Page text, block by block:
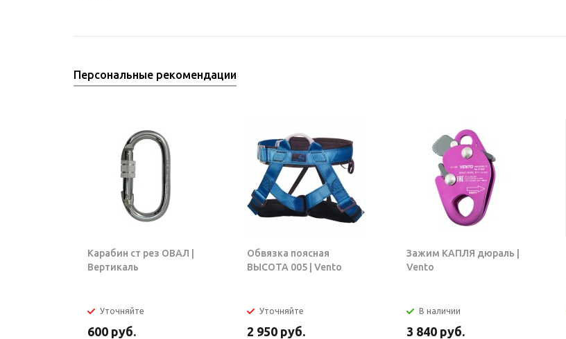
Персональные рекомендации
Карабин ст рез ОВАЛ |
Вертикаль
Уточняйте
600 руб.
Обвязка поясная
ВЫСОТА 005 | Vento
Уточняйте
2 950 руб.
Зажим КАПЛЯ дюраль |
Vento
В наличии
3 840 руб.